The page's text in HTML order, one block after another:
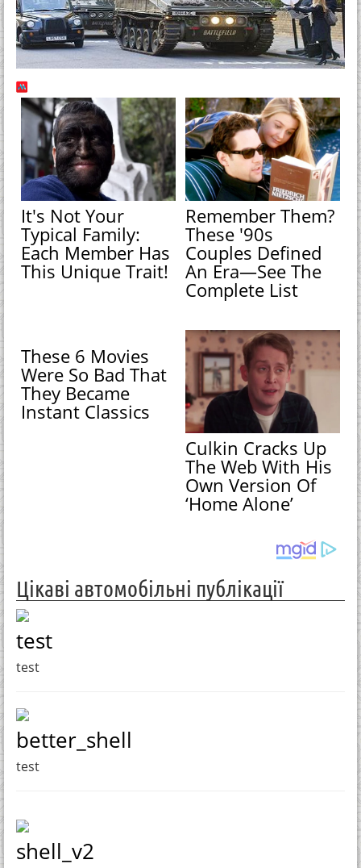
It's Not Your
Typical Family:
Each Member Has
This Unique Trait!
Remember Them?
These '90s
Couples Defined
An Era—See The
Complete List
These 6 Movies
Were So Bad That
They Became
Instant Classics
Culkin Cracks Up
The Web With His
Own Version Of
‘Home Alone’
Цікаві автомобільні публікації
test
test
better_shell
test
shell_v2